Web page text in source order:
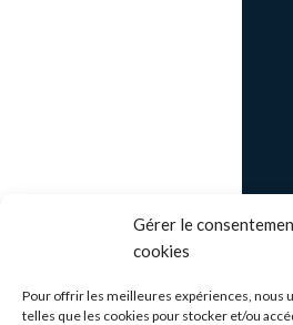
Gérer le
cookies
Pour offrir les meilleures expériences, nous
telles que les cookies pour stocker et/ou